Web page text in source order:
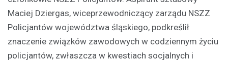
Maciej Dziergas, wiceprzewodniczący zarządu NSZZ
Policjantów województwa śląskiego, podkreślił
znaczenie związków zawodowych w codziennym życiu
policjantów, zwłaszcza w kwestiach socjalnych i